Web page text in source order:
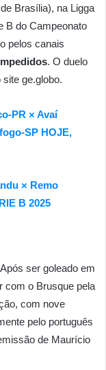
Brasília), na Ligga
B do Campeonato
pelos canais
. O duelo
ge.globo.
PR × Avaí
SP HOJE,
× Remo
B 2025
ser goleado em
com o Brusque pela
com nove
pelo português
de Maurício